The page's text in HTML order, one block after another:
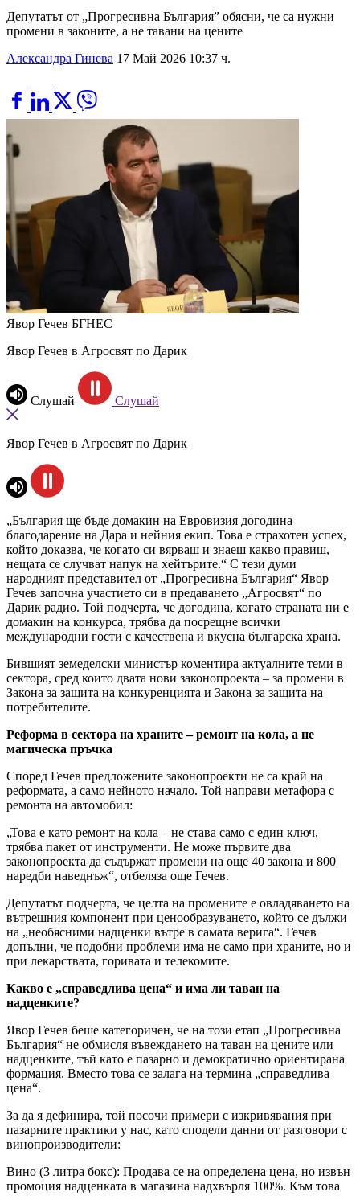
Депутатът от „Прогресивна България” обясни, че са нужни
промени в законите, а не тавани на цените
Александра Гинева 17 Май 2026 10:37 ч.
Явор Гечев БГНЕС
Явор Гечев в Агросвят по Дарик
Слушай Слушай
Явор Гечев в Агросвят по Дарик
„България ще бъде домакин на Евровизия догодина
благодарение на Дара и нейния екип. Това е страхотен успех,
който доказва, че когато си вярваш и знаеш какво правиш,
нещата се случват напук на хейтърите.“ С тези думи
народният представител от „Прогресивна България“ Явор
Гечев започна участието си в предаването „Агросвят“ по
Дарик радио. Той подчерта, че догодина, когато страната ни е
домакин на конкурса, трябва да посрещне всички
международни гости с качествена и вкусна българска храна.
Бившият земеделски министър коментира актуалните теми в
сектора, сред които двата нови законопроекта – за промени в
Закона за защита на конкуренцията и Закона за защита на
потребителите.
Реформа в сектора на храните – ремонт на кола, а не
магическа пръчка
Според Гечев предложените законопроекти не са край на
реформата, а само нейното начало. Той направи метафора с
ремонта на автомобил:
„Това е като ремонт на кола – не става само с един ключ,
трябва пакет от инструменти. Не може първите два
законопроекта да съдържат промени на още 40 закона и 800
наредби наведнъж“, отбеляза още Гечев.
Депутатът подчерта, че целта на промените е овладяването на
вътрешния компонент при ценообразуването, който се дължи
на „необясними надценки вътре в самата верига“. Гечев
допълни, че подобни проблеми има не само при храните, но и
при лекарствата, горивата и телекомите.
Какво е „справедлива цена“ и има ли таван на
надценките?
Явор Гечев беше категоричен, че на този етап „Прогресивна
България“ не обмисля въвеждането на таван на цените или
надценките, тъй като е пазарно и демократично ориентирана
формация. Вместо това се залага на термина „справедлива
цена“.
За да я дефинира, той посочи примери с изкривявания при
пазарните практики у нас, като сподели данни от разговори с
винопроизводители:
Вино (3 литра бокс): Продава се на определена цена, но извън
промоция надценката в магазина надхвърля 100%. Към това